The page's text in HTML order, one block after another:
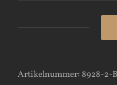
Intensiv-
Artikelnummer:8928-2-